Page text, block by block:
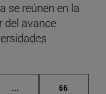
se reúnen en la
del avance
... Páginas intermedias
Página
66